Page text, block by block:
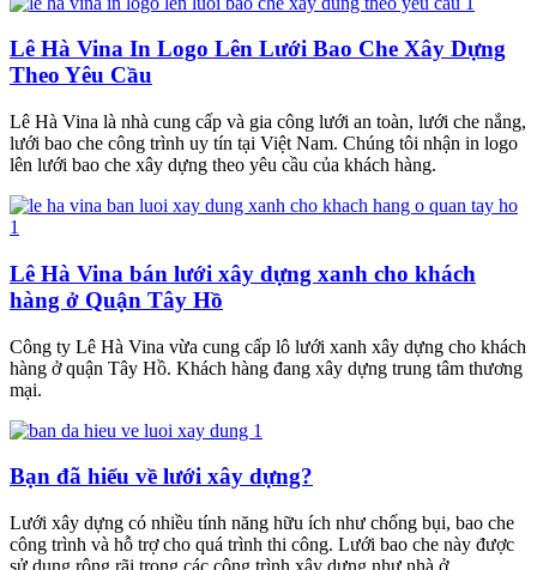
Lê Hà Vina In Logo Lên Lưới Bao Che Xây Dựng
Theo Yêu Cầu
Lê Hà Vina là nhà cung cấp và gia công lưới an toàn, lưới che nắng,
lưới bao che công trình uy tín tại Việt Nam. Chúng tôi nhận in logo
lên lưới bao che xây dựng theo yêu cầu của khách hàng.
Lê Hà Vina bán lưới xây dựng xanh cho khách
hàng ở Quận Tây Hồ
Công ty Lê Hà Vina vừa cung cấp lô lưới xanh xây dựng cho khách
hàng ở quận Tây Hồ. Khách hàng đang xây dựng trung tâm thương
mại.
Bạn đã hiểu về lưới xây dựng?
Lưới xây dựng có nhiều tính năng hữu ích như chống bụi, bao che
công trình và hỗ trợ cho quá trình thi công. Lưới bao che này được
sử dụng rộng rãi trong các công trình xây dựng như nhà ở